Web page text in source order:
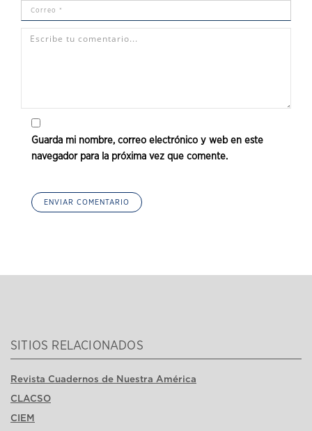
Guarda mi nombre, correo electrónico y web en este
navegador para la próxima vez que comente.
SITIOS RELACIONADOS
Revista Cuadernos de Nuestra América
CLACSO
CIEM